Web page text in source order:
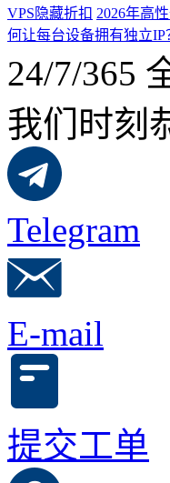
VPS隐藏折扣 2026年高
何让每台设备拥有独立IP
24/7/365
我们时刻
Telegram
E-mail
提交工单